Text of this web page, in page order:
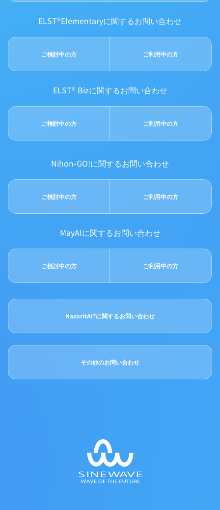
ELST®Elementaryに関するお問い合わせ
ご検討中の方 ご利用中の方
ELST® Bizに関するお問い合わせ
ご検討中の方 ご利用中の方
Nihon-GO!に関するお問い合わせ
ご検討中の方 ご利用中の方
MayAIに関するお問い合わせ
ご検討中の方 ご利用中の方
NazoritAI®に関するお問い合わせ
その他のお問い合わせ